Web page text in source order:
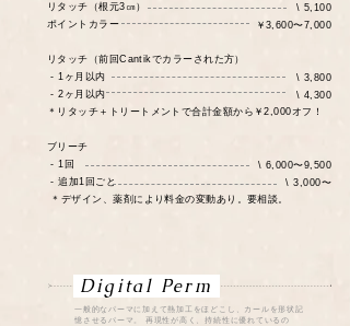
\ 5,100
￥​3,600〜7,000
\ 3,800
\ 4,300
\ 6,000〜9,500
\ 3,000〜
リタッチ（根元3㎝）
​ポイントカラー
リタッチ（前回Cantikでカラーされた方）
- 1ヶ月以内
- 2ヶ月以内
＊リタッチ＋トリートメントで合計金額から￥2,000オフ！
ブリーチ
- 1回
- 追加1回ごと
＊デザイン、薬剤により料金の変動あり。要相談。
Digital Perm
一般的なパーマに加えて熱加工をほどこし、カールを形状記
憶させるパーマ。 再現性が高く、持続性に優れているの